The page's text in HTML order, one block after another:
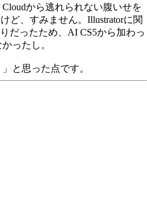
Cloudから逃れられない腹いせを
ど、すみません。Illustratorに関
だったため、AI CS5から加わっ
ったし。
と思った点です。